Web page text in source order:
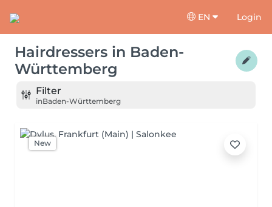
EN Login
Hairdressers in Baden-
Württemberg
Filter
inBaden-Württemberg
New